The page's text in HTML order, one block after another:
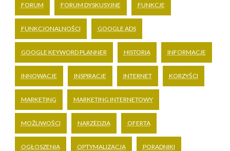
FORUM FORUM DYSKUSYJNE FUNKCJE
FUNKCJONALNOŚCI GOOGLE ADS
GOOGLE KEYWORD PLANNER HISTORIA INFORMACJE
INNOWACJE INSPIRACJE INTERNET KORZYŚCI
MARKETING MARKETING INTERNETOWY
MOŻLIWOŚCI NARZĘDZIA OFERTA
OGŁOSZENIA OPTYMALIZACJA PORADNIKI